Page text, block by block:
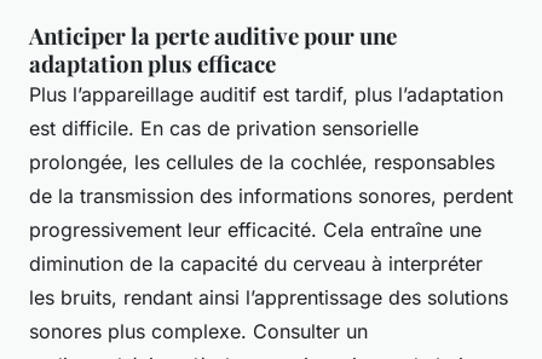
Anticiper la perte auditive pour une
adaptation plus efficace
Plus l’appareillage auditif est tardif, plus l’adaptation
est difficile. En cas de privation sensorielle
prolongée, les cellules de la cochlée, responsables
de la transmission des informations sonores, perdent
progressivement leur efficacité. Cela entraîne une
diminution de la capacité du cerveau à interpréter
les bruits, rendant ainsi l’apprentissage des solutions
sonores plus complexe. Consulter un